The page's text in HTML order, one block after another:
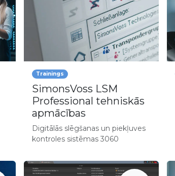
Trainings
SimonsVoss LSM
Professional tehniskās
apmācības
Digitālās slēgšanas un piekļuves
kontroles sistēmas 3060